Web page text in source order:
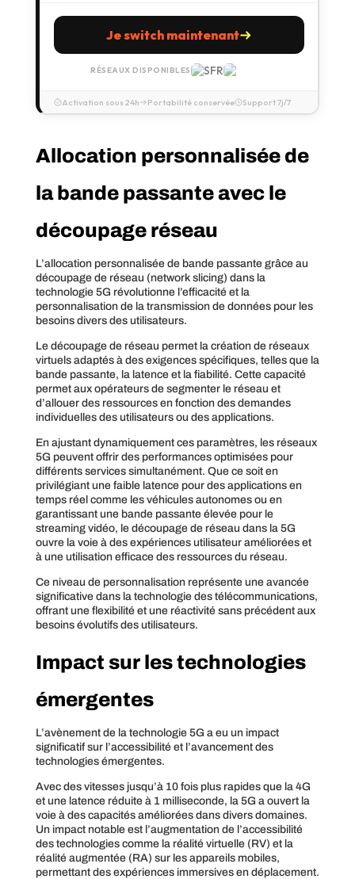
Je switch maintenant
RÉSEAUX DISPONIBLES
Activation sous 24h Portabilité conservée Support 7j/7
Allocation personnalisée de
la bande passante avec le
découpage réseau
L’allocation personnalisée de bande passante grâce au
découpage de réseau (network slicing) dans la
technologie 5G révolutionne l’efficacité et la
personnalisation de la transmission de données pour les
besoins divers des utilisateurs.
Le découpage de réseau permet la création de réseaux
virtuels adaptés à des exigences spécifiques, telles que la
bande passante, la latence et la fiabilité. Cette capacité
permet aux opérateurs de segmenter le réseau et
d’allouer des ressources en fonction des demandes
individuelles des utilisateurs ou des applications.
En ajustant dynamiquement ces paramètres, les réseaux
5G peuvent offrir des performances optimisées pour
différents services simultanément. Que ce soit en
privilégiant une faible latence pour des applications en
temps réel comme les véhicules autonomes ou en
garantissant une bande passante élevée pour le
streaming vidéo, le découpage de réseau dans la 5G
ouvre la voie à des expériences utilisateur améliorées et
à une utilisation efficace des ressources du réseau.
Ce niveau de personnalisation représente une avancée
significative dans la technologie des télécommunications,
offrant une flexibilité et une réactivité sans précédent aux
besoins évolutifs des utilisateurs.
Impact sur les technologies
émergentes
L’avènement de la technologie 5G a eu un impact
significatif sur l’accessibilité et l’avancement des
technologies émergentes.
Avec des vitesses jusqu’à 10 fois plus rapides que la 4G
et une latence réduite à 1 milliseconde, la 5G a ouvert la
voie à des capacités améliorées dans divers domaines.
Un impact notable est l’augmentation de l’accessibilité
des technologies comme la réalité virtuelle (RV) et la
réalité augmentée (RA) sur les appareils mobiles,
permettant des expériences immersives en déplacement.